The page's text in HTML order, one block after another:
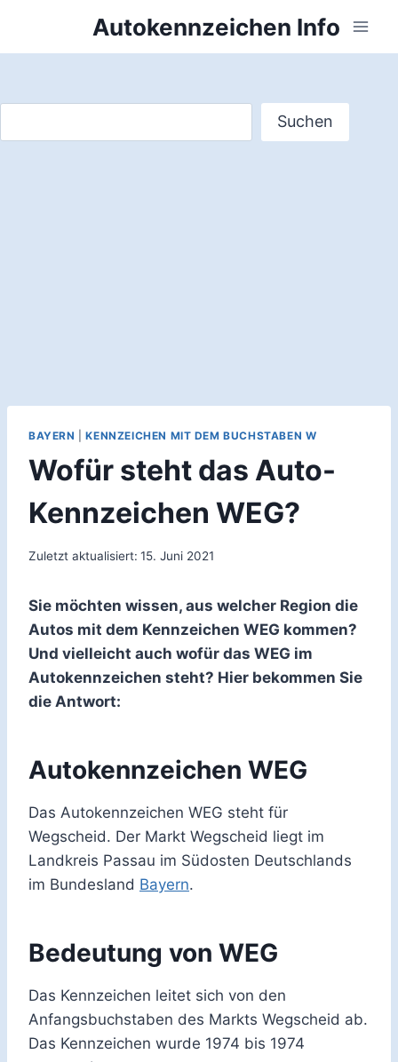
springen
Autokennzeichen Info
Suchen
BAYERN |KENNZEICHEN MIT DEM BUCHSTABEN W
Wofür steht das Auto-
Kennzeichen WEG?
Zuletzt aktualisiert: 15. Juni 2021
Sie möchten wissen, aus welcher Region die
Autos mit dem Kennzeichen WEG kommen?
Und vielleicht auch wofür das WEG im
Autokennzeichen steht? Hier bekommen Sie
die Antwort:
Autokennzeichen WEG
Das Autokennzeichen WEG steht für
Wegscheid. Der Markt Wegscheid liegt im
Landkreis Passau im Südosten Deutschlands
im Bundesland Bayern.
Bedeutung von WEG
Das Kennzeichen leitet sich von den
Anfangsbuchstaben des Markts Wegscheid ab.
Das Kennzeichen wurde 1974 bis 1974